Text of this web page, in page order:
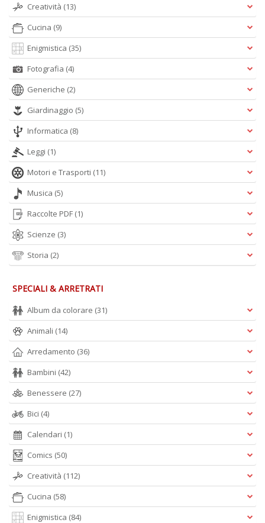
Creatività (13)
Cucina (9)
Enigmistica (35)
Fotografia (4)
Generiche (2)
Giardinaggio (5)
Informatica (8)
Leggi (1)
Motori e Trasporti (11)
Musica (5)
Raccolte PDF (1)
Scienze (3)
Storia (2)
SPECIALI & ARRETRATI
Album da colorare (31)
Animali (14)
Arredamento (36)
Bambini (42)
Benessere (27)
Bici (4)
Calendari (1)
Comics (50)
Creatività (112)
Cucina (58)
Enigmistica (84)